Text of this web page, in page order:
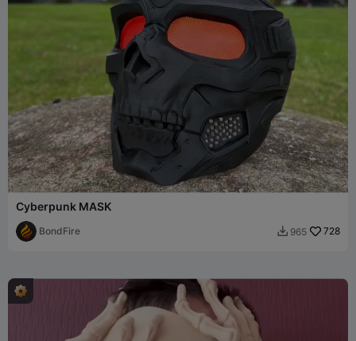
Cyberpunk MASK
BondFire  965 728